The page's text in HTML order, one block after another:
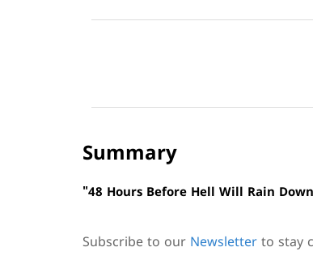
Summary
"48 Hours Before Hell Will Rain
Subscribe to our Newsletter to stay